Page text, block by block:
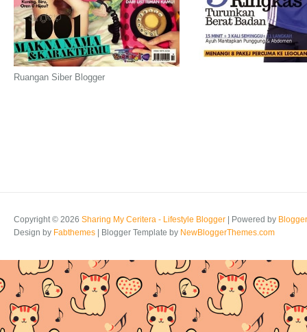
Ruangan Siber Blogger
Copyright © 2026 Sharing My Ceritera - Lifestyle Blogger | Powered by Blogger
Design by Fabthemes | Blogger Template by NewBloggerThemes.com